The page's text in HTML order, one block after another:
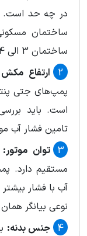
در چه حد است.
ساختمان 3 الی 4 طبقه مناسب باشد.
ارتفاع
پمپ‌های جتی
است. باید
تامین فشار آب
توان موتور:
مستقیم دارد.
آب با فشار
نوعی بیانگر
جنس بدنه: